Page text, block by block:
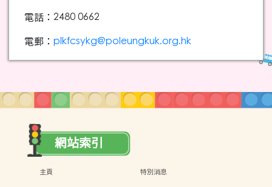
電話：2480 0662
電郵： plkfcsykg@poleungkuk.org.hk
網站索引
主頁
特別消息